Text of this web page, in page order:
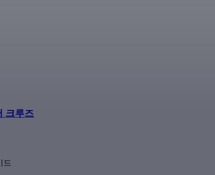
크루즈
드